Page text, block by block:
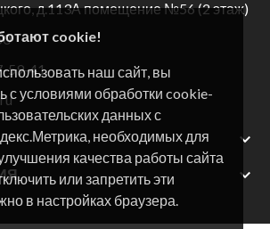
cookie!
наш сайт, вы
с условиями обработки cookie-
данных с
необходимых для
качества работы сайта
или запретить эти
в настройках браузера.
д.113А помещение №56 (2 этаж)
59-41

